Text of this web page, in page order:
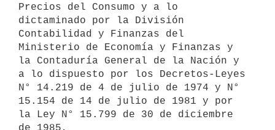
Precios del Consumo y a lo
dictaminado por la División
Contabilidad y Finanzas del
Ministerio de Economía y Finanzas y
la Contaduría General de la Nación y
a lo dispuesto por los Decretos-Leyes
N° 14.219 de 4 de julio de 1974 y N°
15.154 de 14 de julio de 1981 y por
la Ley N° 15.799 de 30 de diciembre